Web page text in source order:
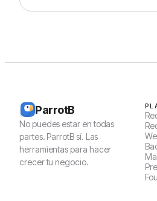
ParrotB
No puedes estar en todas
partes. ParrotB sí. Las
herramientas para hacer
crecer tu negocio.